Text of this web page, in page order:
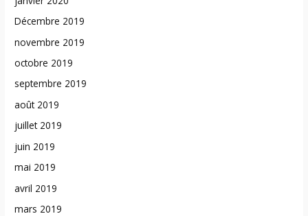
Décembre 2019
novembre 2019
octobre 2019
septembre 2019
août 2019
juillet 2019
juin 2019
mai 2019
avril 2019
mars 2019